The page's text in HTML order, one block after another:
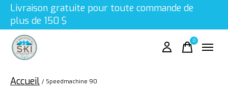
Livraison gratuite pour toute commande de
plus de 150 $
0items
Accueil / Speedmachine 90